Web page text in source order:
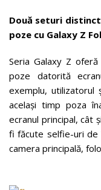
Două seturi
poze cu Galaxy Z
Seria Galaxy Z
poze datorită
exemplu,
același timp poza
ecranul principal, cât
fi făcute selfie-uri de
camera principală,